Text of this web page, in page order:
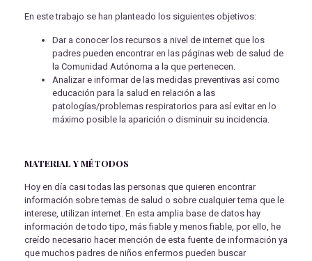
En este trabajo se han planteado los siguientes objetivos:
Dar a conocer los recursos a nivel de internet que los
padres pueden encontrar en las páginas web de salud de
la Comunidad Autónoma a la que pertenecen.
Analizar e informar de las medidas preventivas así como
educación para la salud en relación a las
patologías/problemas respiratorios para así evitar en lo
máximo posible la aparición o disminuir su incidencia.
MATERIAL Y MÉTODOS
Hoy en día casi todas las personas que quieren encontrar
información sobre temas de salud o sobre cualquier tema que le
interese, utilizan internet. En esta amplia base de datos hay
información de todo tipo, más fiable y menos fiable, por ello, he
creído necesario hacer mención de esta fuente de información ya
que muchos padres de niños enfermos pueden buscar